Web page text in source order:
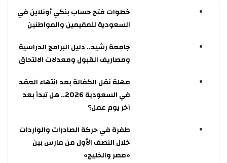
خطوات فتح حساب بنكي أونلاين في
السعودية للمقيمين والمواطنين
جامعة رشيد.. دليل البرامج الدراسية
ومصاريف القبول ومعدلات الالتحاق
مهلة نقل الكفالة بعد انتهاء العقد
في السعودية 2026.. هل تبدأ بعد
آخر يوم عمل؟
طفرة في حركة الصادرات والواردات
خلال النصف الأول من مارس بين
«مصر والخليج»